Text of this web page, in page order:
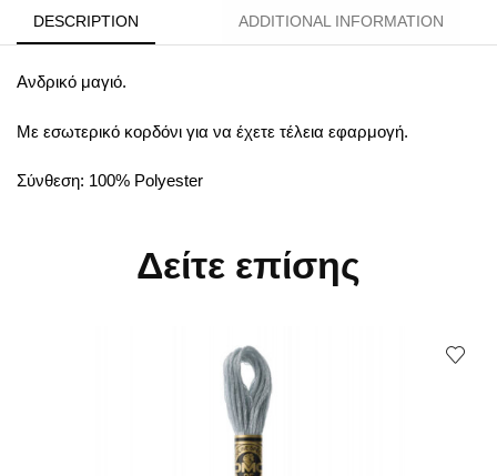
DESCRIPTION ADDITIONAL INFORMATION
Ανδρικό μαγιό.
Mε εσωτερικό κορδόνι για να έχετε τέλεια εφαρμογή.
Σύνθεση: 100% Polyester
Δείτε επίσης